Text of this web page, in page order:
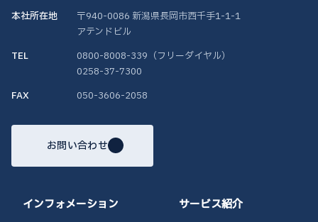
本社所在地
〒940-0086 新潟県長岡市西千手1-1-1
アテンドビル
TEL
0800-8008-339（フリーダイヤル）
0258-37-7300
FAX
050-3606-2058
お問い合わせ
インフォメーション サービス紹介